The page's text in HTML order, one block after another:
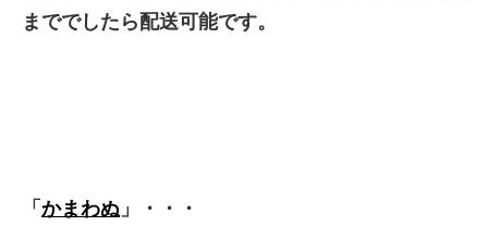
まででしたら配送可能です。
「 かまわぬ 」・・・